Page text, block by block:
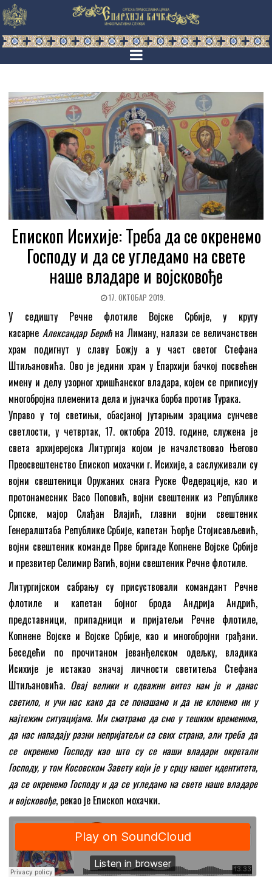
Епископ Исихије: Треба да се окренемо
Господу и да се угледамо на свете
наше владаре и војсковође
17. ОКТОБАР 2019.
У седишту Речне флотиле Војске Србије, у кругу
касарне Александар Берићна Лиману, налази се величанствен
храм подигнут у славу Божју а у част светог Стефана
Штиљановића. Ово је једини храм у Епархији бачкој посвећен
имену и делу узорног хришћанског владара, којем се приписују
многобројна племенита дела и јуначка борба против Турака.
Управо у тој светињи, обасјаној јутарњим зрацима сунчеве
светлости, у четвртак, 17. октобра 2019. године, служена је
света архијерејска Литургија којом је началствовао Његово
Преосвештенство Епископ мохачки г. Исихије, а саслуживали су
војни свештеници Оружаних снага Руске Федерације, као и
протонамесник Васо Поповић, војни свештеник из Републике
Српске, мајор Слађан Влајић, главни војни свештеник
Генералштаба Републике Србије, капетан Ђорђе Стојисављевић,
војни свештеник команде Прве бригаде Копнене Војске Србије
и презвитер Селимир Вагић, војни свештеник Речне флотиле.
Литургијском сабрању су присуствовали командант Речне
флотиле и капетан бојног брода Андрија Андрић,
представници, припадници и пријатељи Речне флотиле,
Копнене Војске и Војске Србије, као и многобројни грађани.
Беседећи по прочитаном јеванђелском одељку, владика
Исихије је истакао значај личности светитеља Стефана
Штиљановића. Овај велики и одважни витез нам је и данас
светило, и учи нас како да се понашамо и да не клонемо ни у
најтежим ситуацијама. Ми сматрамо да смо у тешким временима,
да нас нападају разни непријатељи са свих страна, али треба да
се окренемо Господу као што су се наши владари окретали
Господу, у том Косовском Завету који је у срцу нашег идентитета,
да се окренемо Господу и да се угледамо на свете наше владаре
и војсковође, рекао је Епископ мохачки.